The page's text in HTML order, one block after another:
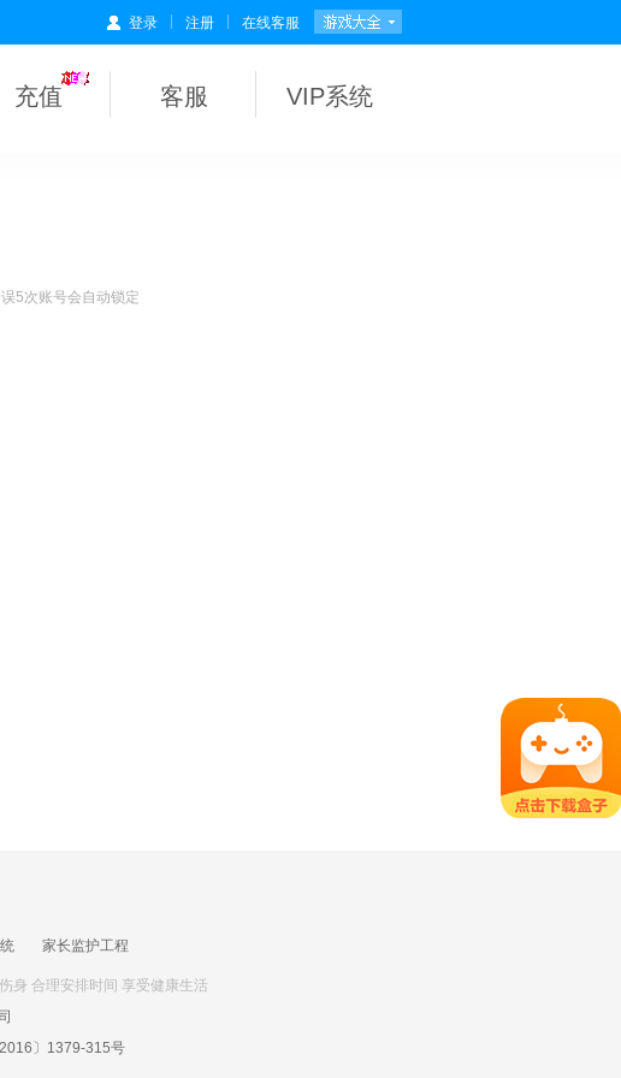
登录 注册 在线客服
充值 客服 VIP系统
5次账号会自动锁定
家长监护工程
身 合理安排时间 享受健康生活
〕1379-315号